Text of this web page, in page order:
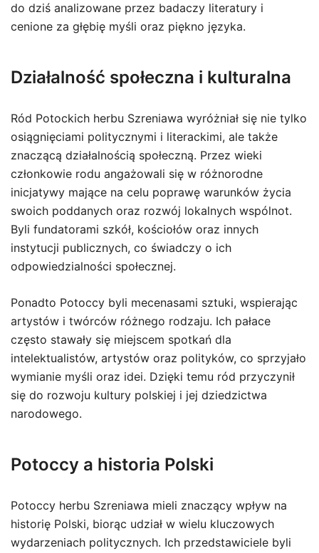
do dziś analizowane przez badaczy literatury i
cenione za głębię myśli oraz piękno języka.
Działalność społeczna i kulturalna
Ród Potockich herbu Szreniawa wyróżniał się nie tylko
osiągnięciami politycznymi i literackimi, ale także
znaczącą działalnością społeczną. Przez wieki
członkowie rodu angażowali się w różnorodne
inicjatywy mające na celu poprawę warunków życia
swoich poddanych oraz rozwój lokalnych wspólnot.
Byli fundatorami szkół, kościołów oraz innych
instytucji publicznych, co świadczy o ich
odpowiedzialności społecznej.
Ponadto Potoccy byli mecenasami sztuki, wspierając
artystów i twórców różnego rodzaju. Ich pałace
często stawały się miejscem spotkań dla
intelektualistów, artystów oraz polityków, co sprzyjało
wymianie myśli oraz idei. Dzięki temu ród przyczynił
się do rozwoju kultury polskiej i jej dziedzictwa
narodowego.
Potoccy a historia Polski
Potoccy herbu Szreniawa mieli znaczący wpływ na
historię Polski, biorąc udział w wielu kluczowych
wydarzeniach politycznych. Ich przedstawiciele byli